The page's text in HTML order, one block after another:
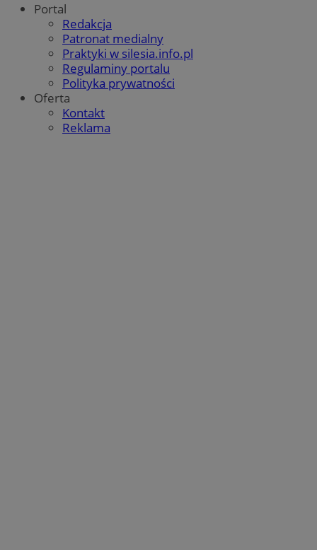
Portal
Redakcja
Patronat medialny
Praktyki w silesia.info.pl
Regulaminy portalu
Polityka prywatności
Oferta
Kontakt
Reklama